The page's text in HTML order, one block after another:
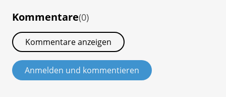
Kommentare(0)
Kommentare anzeigen
Anmelden und kommentieren